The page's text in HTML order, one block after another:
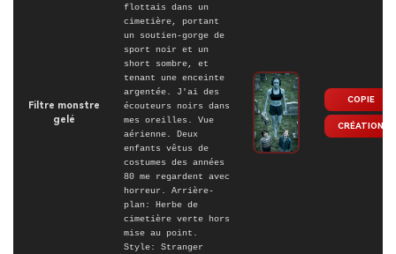
Filtre monstre
gelé
flottais dans un
cimetière, portant
un soutien-gorge de
sport noir et un
short sombre, et
tenant une enceinte
argentée. J'ai des
écouteurs noirs dans
mes oreilles. Vue
aérienne. Deux
enfants vêtus de
costumes des années
80 me regardent avec
horreur. Arrière-
plan: Herbe de
cimetière verte hors
mise au point.
Style: Stranger
COPIE
CRÉATION